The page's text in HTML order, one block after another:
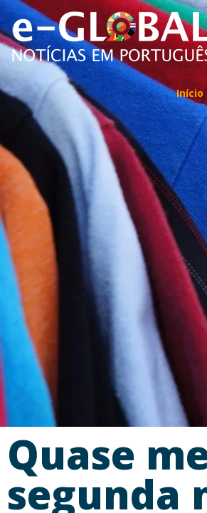
Início
Quase
segunda